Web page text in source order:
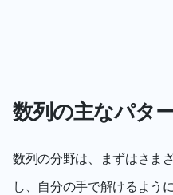
数列の主なパタ
数列の分野は、まずはさま
し、自分の手で解けるよう